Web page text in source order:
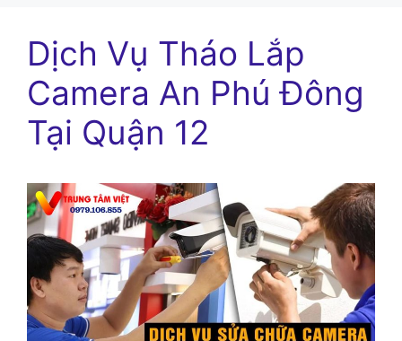
Dịch Vụ Tháo Lắp
Camera An Phú Đông
Tại Quận 12